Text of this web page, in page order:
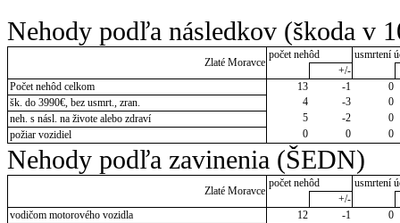
Nehody podľa následkov (škoda v
Zlaté Moravce
počet nehôd
usmrtení
+/-
Počet nehôd celkom
13 -1
0
šk. do 3990€, bez usmrt., zran.
4 -3
0
neh. s násl. na živote alebo zdraví
5 -2
0
požiar vozidiel
0 0 0
Nehody podľa zavinenia (ŠEDN)
Zlaté Moravce
počet nehôd
usmrtení
+/-
vodičom motorového vozidla
12 -1
0